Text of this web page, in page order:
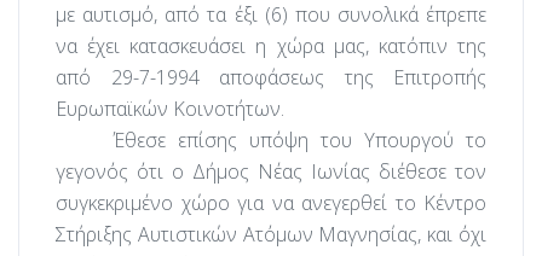
με αυτισμό, από τα έξι (6) που συνολικά έπρεπε
να έχει κατασκευάσει η χώρα μας, κατόπιν της
από 29-7-1994 αποφάσεως της Επιτροπής
Ευρωπαϊκών Κοινοτήτων.
Έθεσε επίσης υπόψη του Υπουργού το
γεγονός ότι ο Δήμος Νέας Ιωνίας διέθεσε τον
συγκεκριμένο χώρο για να ανεγερθεί το Κέντρο
Στήριξης Αυτιστικών Ατόμων Μαγνησίας, και όχι